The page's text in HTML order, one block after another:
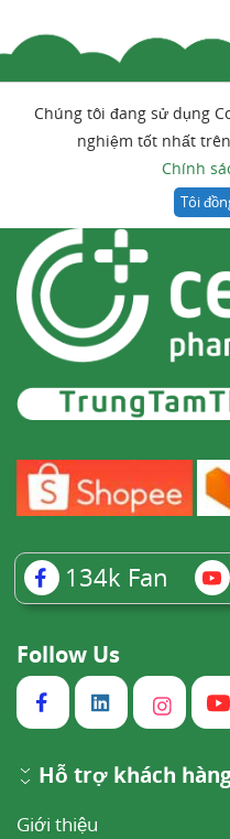
Chúng tôi đang sử dụng
nghiệm tốt nhất
Chính
Tôi
134k Fan
Follow Us
Hỗ trợ khách
Giới thiệu